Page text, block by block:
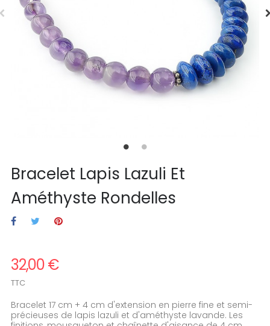
Bracelet Lapis Lazuli Et
Améthyste Rondelles
32,00 €
TTC
Bracelet 17 cm + 4 cm d'extension en pierre fine et semi-
précieuses de lapis lazuli et d'améthyste lavande. Les